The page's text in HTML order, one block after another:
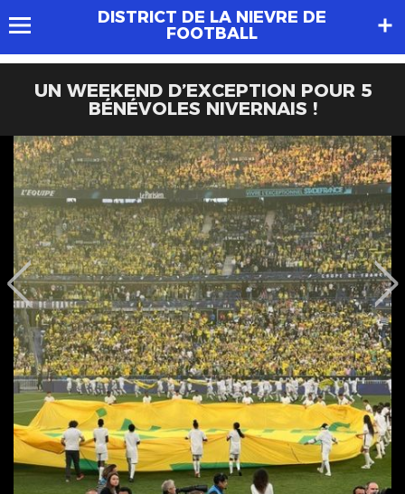
DISTRICT DE LA NIEVRE DE
FOOTBALL
UN WEEKEND D’EXCEPTION POUR 5
BÉNÉVOLES NIVERNAIS !